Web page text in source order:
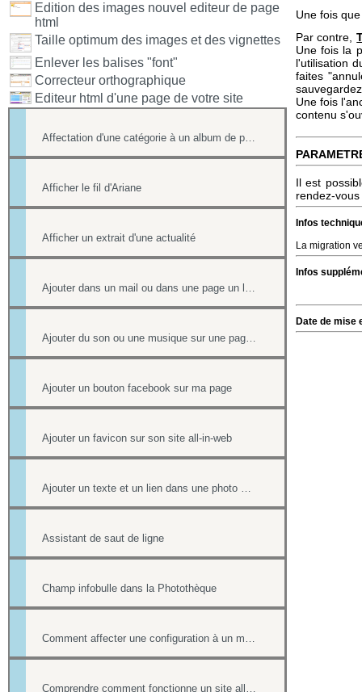
Edition des images nouvel editeur de page
html
Taille optimum des images et des vignettes
Enlever les balises "font"
Correcteur orthographique
Editeur html d'une page de votre site
Affectation d'une catégorie à un album de photos
Afficher le fil d'Ariane
Afficher un extrait d'une actualité
Ajouter dans un mail ou dans une page un lien vers un document stocké dans l'onglet Document
Ajouter du son ou une musique sur une page de votre site
Ajouter un bouton facebook sur ma page
Ajouter un favicon sur son site all-in-web
Ajouter un texte et un lien dans une photo d'un album
Assistant de saut de ligne
Champ infobulle dans la Photothèque
Comment affecter une configuration à un menu
Comprendre comment fonctionne un site all-in-web, son architecture générale
Une fois
Par contre,
Une fois la
l'utilisation
faites
Une fois
contenu
Il est
rendez-
Infos
La migration
Infos
Date de mise